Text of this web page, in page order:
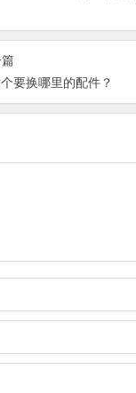
篇
要换哪里的配件？